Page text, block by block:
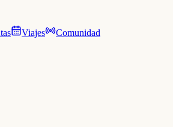
Viajes Comunidad